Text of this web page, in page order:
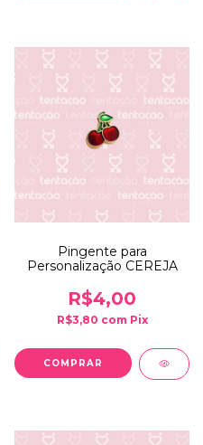
Pingente para
Personalização CEREJA
R$4,00
R$3,80 com Pix